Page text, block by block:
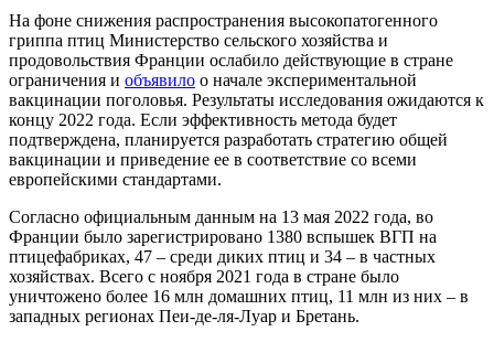
На фоне снижения распространения высокопатогенного
гриппа птиц Министерство сельского хозяйства и
продовольствия Франции ослабило действующие в стране
ограничения и объявило о начале экспериментальной
вакцинации поголовья. Результаты исследования ожидаются к
концу 2022 года. Если эффективность метода будет
подтверждена, планируется разработать стратегию общей
вакцинации и приведение ее в соответствие со всеми
европейскими стандартами.
Согласно официальным данным на 13 мая 2022 года, во
Франции было зарегистрировано 1380 вспышек ВГП на
птицефабриках, 47 – среди диких птиц и 34 – в частных
хозяйствах. Всего с ноября 2021 года в стране было
уничтожено более 16 млн домашних птиц, 11 млн из них – в
западных регионах Пеи-де-ля-Луар и Бретань.